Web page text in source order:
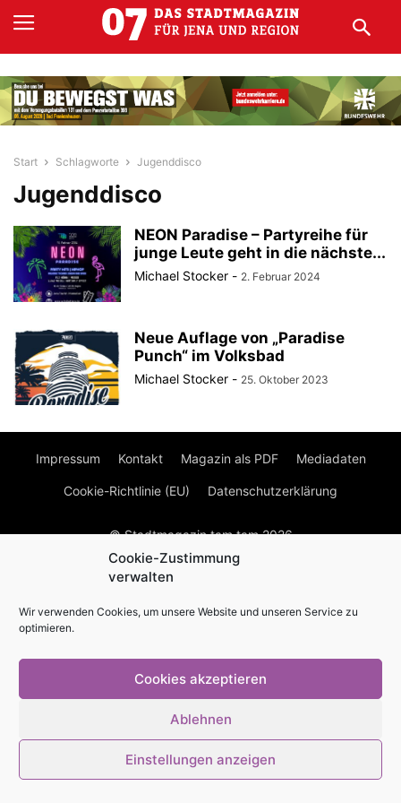
Cookie-Zustimmung
verwalten
Wir verwenden Cookies, um unsere Website und unseren Service zu
optimieren.
Cookies akzeptieren
Ablehnen
Einstellungen anzeigen
Start Schlagworte Jugenddisco
Jugenddisco
NEON Paradise – Partyreihe für
junge Leute geht in die nächste...
Michael Stocker - 2. Februar 2024
Neue Auflage von „Paradise
Punch“ im Volksbad
Michael Stocker - 25. Oktober 2023
Impressum Kontakt Magazin als PDF Mediadaten
Cookie-Richtlinie (EU) Datenschutzerklärung
© Stadtmagazin tam.tam 2026